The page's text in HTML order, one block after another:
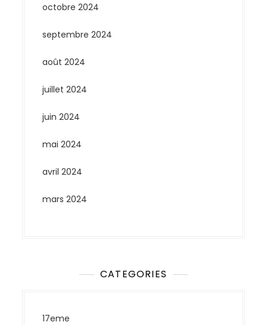
octobre 2024
septembre 2024
août 2024
juillet 2024
juin 2024
mai 2024
avril 2024
mars 2024
CATEGORIES
17eme